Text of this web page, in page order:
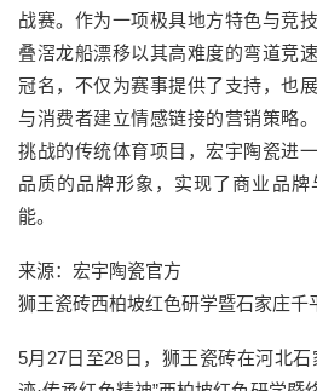
战赛。作为一项极具地方特色与竞
叠滘龙船漂移以其高难度的弯道竞
冠名，不仅为赛事提供了支持，也
与消费者建立情感链接的营销策略
挑战的传统体育项目，宏宇陶瓷进
品质的品牌形象，实现了商业品
能。
来源：宏宇陶瓷官方
狮王瓷砖西柏坡红色研学暨石家庄千
5月27日至28日，狮王瓷砖在河北